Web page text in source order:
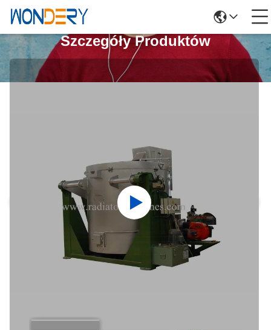
Szczegóły Produktów